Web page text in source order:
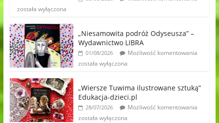
została wyłączona
„Niesamowita podróż Odyseusza” –
Wydawnictwo LIBRA
01/08/2026
Możliwość komentowania
została wyłączona
„Wiersze Tuwima ilustrowane sztuką”
Edukacja-dzieci.pl
28/07/2026
Możliwość komentowania
została wyłączona